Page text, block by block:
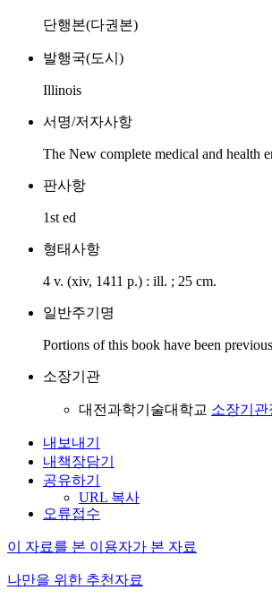
단행본(다권본)
발행국(도시)
Illinois
서명/저자사항
The New complete medical and health
판사항
1st ed
형태사항
4 v. (xiv, 1411 p.) : ill. ; 25 cm.
일반주기명
Portions of this book have been
소장기관
대전과학기술대학교 소장기관
내보내기
내책장담기
공유하기
URL 복사
오류접수
이 자료를 본 이용자가 본 자료
나만을 위한 추천자료